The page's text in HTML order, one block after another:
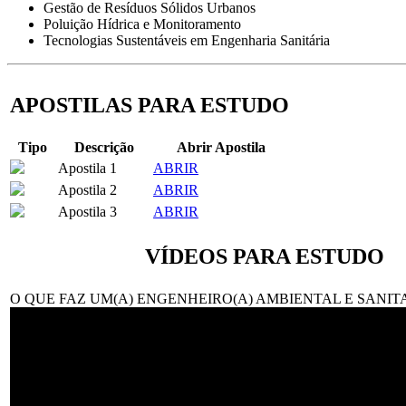
Gestão de Resíduos Sólidos Urbanos
Poluição Hídrica e Monitoramento
Tecnologias Sustentáveis em Engenharia Sanitária
APOSTILAS PARA ESTUDO
Tipo Descrição
Abrir Apostila
Apostila 1
ABRIR
Apostila 2
ABRIR
Apostila 3
ABRIR
VÍDEOS PARA ESTUDO
O QUE FAZ UM(A) ENGENHEIRO(A) AMBIENTAL E